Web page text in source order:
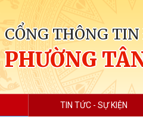
CỔNG THÔNG
PHƯỜNG
TIN TỨC - SỰ KIỆN